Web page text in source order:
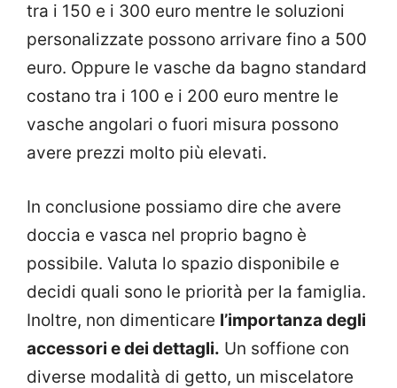
tra i 150 e i 300 euro mentre le soluzioni
personalizzate possono arrivare fino a 500
euro. Oppure le vasche da bagno standard
costano tra i 100 e i 200 euro mentre le
vasche angolari o fuori misura possono
avere prezzi molto più elevati.
In conclusione possiamo dire che avere
doccia e vasca nel proprio bagno è
possibile. Valuta lo spazio disponibile e
decidi quali sono le priorità per la famiglia.
Inoltre, non dimenticare l’importanza degli
accessori e dei dettagli. Un soffione con
diverse modalità di getto, un miscelatore